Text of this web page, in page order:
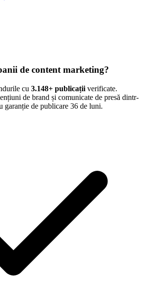
de content marketing?
cu 3.148+ publicații verificate.
de brand și comunicate de presă dintr-
garanție de publicare 36 de luni.